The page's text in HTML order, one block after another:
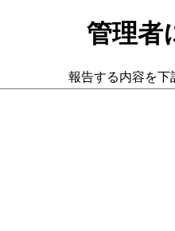
管理者
報告する内容を下